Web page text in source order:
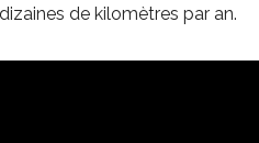
de kilomètres par an.